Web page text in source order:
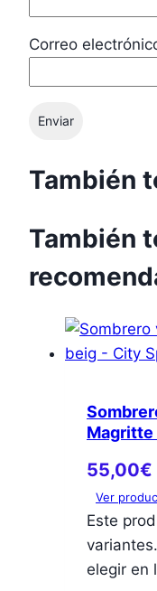
Correo
También
También
Magritte
55,00€
Ver
Este
elegir en